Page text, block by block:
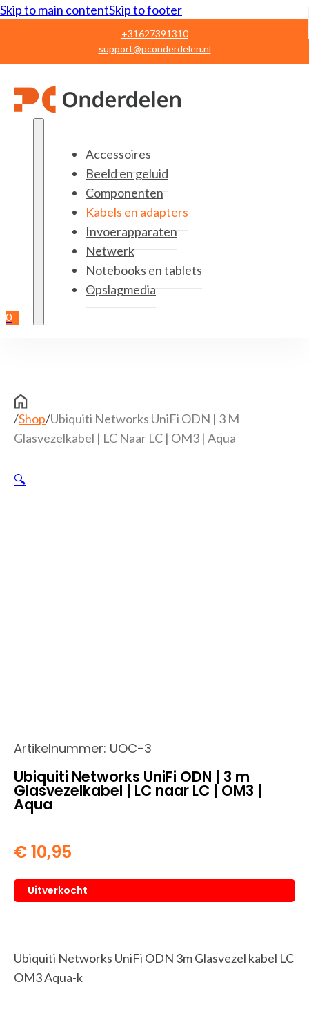
Skip to main contentSkip to footer
+31627391310
support@pconderdelen.nl
0
Accessoires
Beeld en geluid
Componenten
Kabels en adapters
Invoerapparaten
Netwerk
Notebooks en tablets
Opslagmedia
/Shop/Ubiquiti Networks UniFi ODN | 3 M
Glasvezelkabel | LC Naar LC | OM3 | Aqua
🔍
Artikelnummer: UOC-3
Ubiquiti Networks UniFi ODN | 3 m
Glasvezelkabel | LC naar LC | OM3 |
Aqua
€10,95
Uitverkocht
Ubiquiti Networks UniFi ODN 3m Glasvezel kabel LC
OM3 Aqua-k